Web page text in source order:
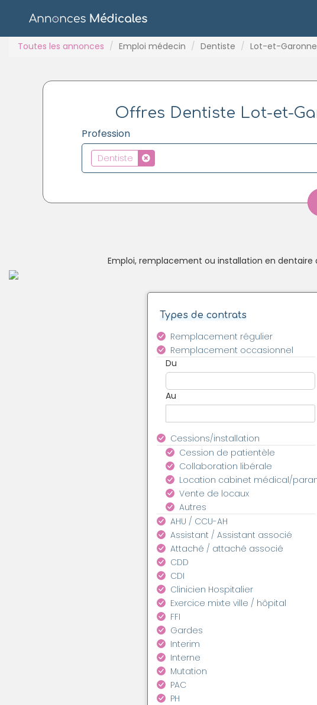
Toutes les annonces Emploi médecin Dentiste Lot-et-
Offres Dentiste Lot-et-
Profession
Dentiste
Emploi, remplacement ou installation en
Types de contrats
Remplacement régulier
Remplacement occasionnel
Du
Au
Cessions/installation
Cession de patientèle
Collaboration libérale
Location cabinet médical/
Vente de locaux
Autres
AHU / CCU-AH
Assistant / Assistant associé
Attaché / attaché associé
CDD
CDI
Clinicien Hospitalier
Exercice mixte ville / hôpital
FFI
Gardes
Interim
Interne
Mutation
PAC
PH